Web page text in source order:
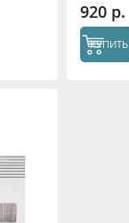
920 р.
КУПИТЬ